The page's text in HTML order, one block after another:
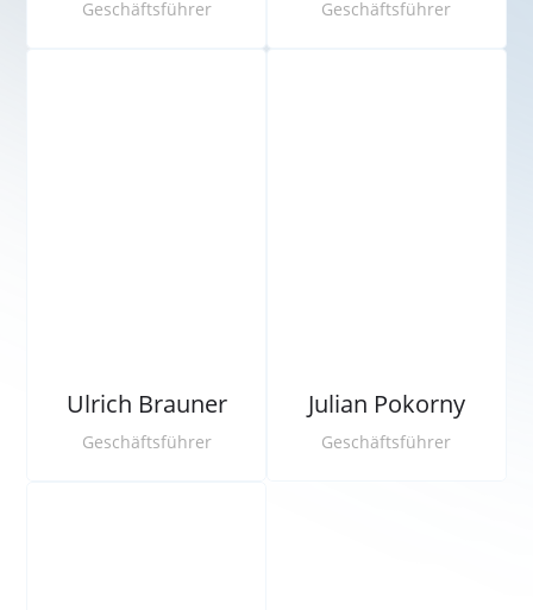
Geschäftsführer Geschäftsführer
Ulrich Brauner
Geschäftsführer
Julian Pokorny
Geschäftsführer